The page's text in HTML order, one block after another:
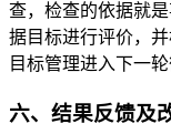
查，检查的依据就
据目标进行评价，
目标管理进入下一轮
六、结果反馈及